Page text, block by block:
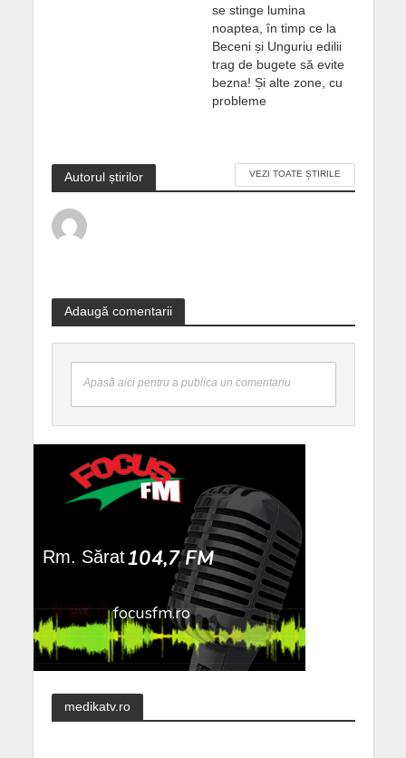
se stinge lumina
noaptea, în timp ce la
Beceni și Unguriu edilii
trag de bugete să evite
bezna! Și alte zone, cu
probleme
Autorul știrilor VEZI TOATE ȘTIRILE
Adaugă comentarii
Apasă aici pentru a publica un comentariu
medikatv.ro